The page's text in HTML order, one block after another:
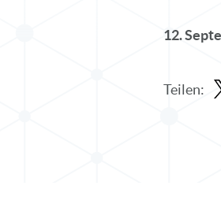
12.
Teilen: